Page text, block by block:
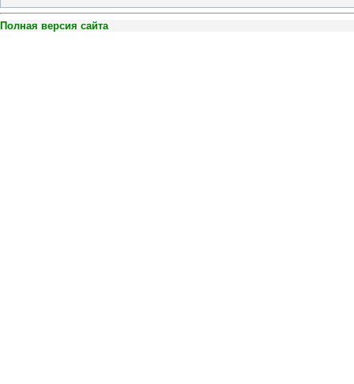
Полная версия сайта